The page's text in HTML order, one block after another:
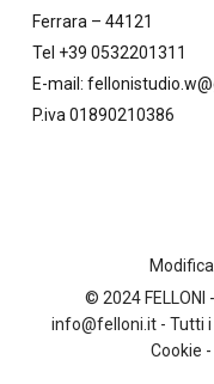
Ferrara – 44121
Tel +39 0532201311
E-mail:
P.iva 01890210386
© 2024 FELLONI
info@felloni.it - Tutti
Cookie -